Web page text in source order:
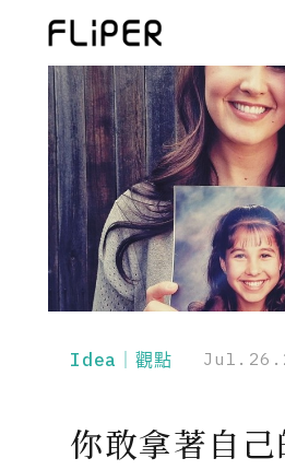
Idea｜觀點
你敢拿著自